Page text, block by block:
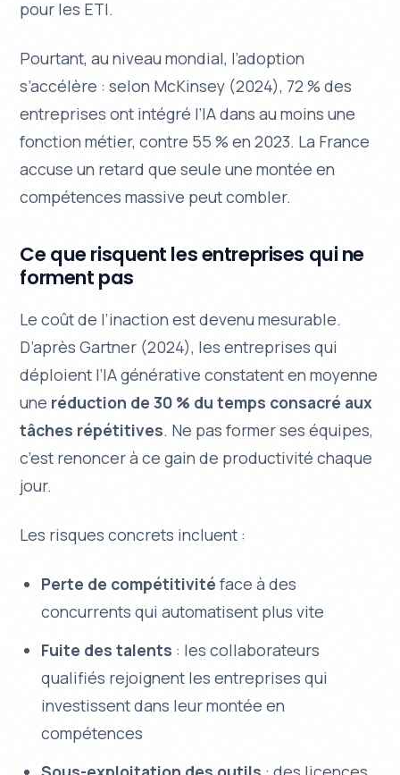
pour les ETI.
Pourtant, au niveau mondial, l’adoption
s’accélère : selon McKinsey (2024), 72 % des
entreprises ont intégré l’IA dans au moins une
fonction métier, contre 55 % en 2023. La France
accuse un retard que seule une montée en
compétences massive peut combler.
Ce que risquent les entreprises qui ne
forment pas
Le coût de l’inaction est devenu mesurable.
D’après Gartner (2024), les entreprises qui
déploient l’IA générative constatent en moyenne
une réduction de 30 % du temps consacré aux
tâches répétitives. Ne pas former ses équipes,
c’est renoncer à ce gain de productivité chaque
jour.
Les risques concrets incluent :
Perte de compétitivité face à des
concurrents qui automatisent plus vite
Fuite des talents : les collaborateurs
qualifiés rejoignent les entreprises qui
investissent dans leur montée en
compétences